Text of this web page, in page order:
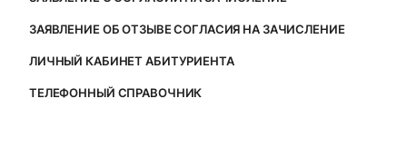
ЗАЯВЛЕНИЕ ОБ ОТЗЫВЕ СОГЛАСИЯ НА ЗАЧИСЛЕНИЕ
ЛИЧНЫЙ КАБИНЕТ АБИТУРИЕНТА
ТЕЛЕФОННЫЙ СПРАВОЧНИК